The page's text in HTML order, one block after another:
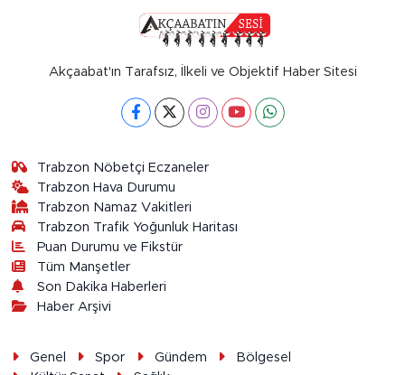
Akçaabat'ın Tarafsız, İlkeli ve Objektif Haber Sitesi
Trabzon Nöbetçi Eczaneler
Trabzon Hava Durumu
Trabzon Namaz Vakitleri
Trabzon Trafik Yoğunluk Haritası
Puan Durumu ve Fikstür
Tüm Manşetler
Son Dakika Haberleri
Haber Arşivi
Genel Spor Gündem
Bölgesel